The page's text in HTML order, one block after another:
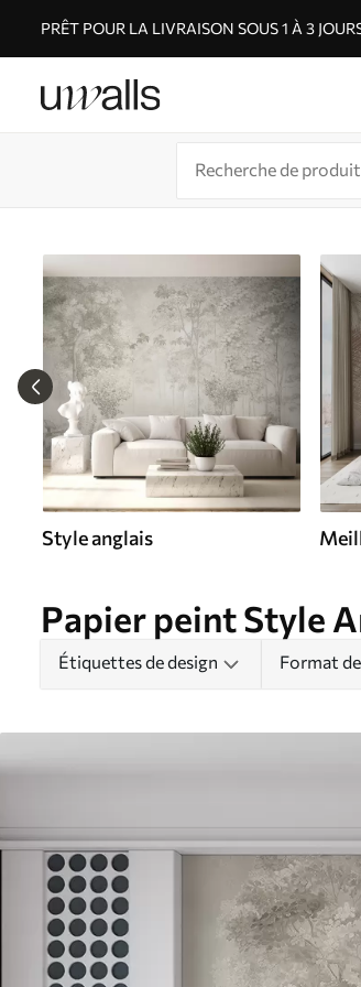
PRÊT POUR LA LIVRAISON SOUS 1 À 3
Style anglais
Papier peint Style
Étiquettes de design Format